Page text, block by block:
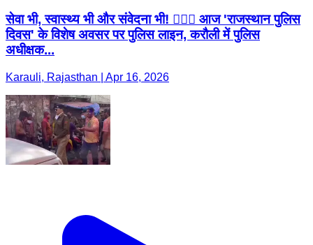
सेवा भी, स्वास्थ्य भी और संवेदना भी! 👮‍♂️✨ आज 'राजस्थान पुलिस
दिवस' के विशेष अवसर पर पुलिस लाइन, करौली में पुलिस
अधीक्षक...
Karauli, Rajasthan | Apr 16, 2026